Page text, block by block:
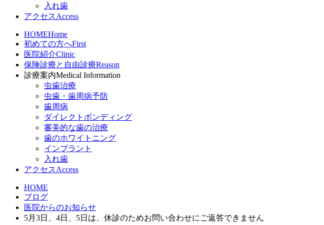
入れ歯
アクセスAccess
HOMEHome
初めての方へFirst
医院紹介Clinic
保険診療と自由診療Reason
診療案内Medical Information
虫歯治療
虫歯・歯周病予防
歯周病
ダイレクトボンディング
審美的な歯の治療
歯のホワイトニング
インプラント
入れ歯
アクセスAccess
HOME
ブログ
医院からのお知らせ
5月3日、4日、5日は、休診のためお問い合わせにご返答できません